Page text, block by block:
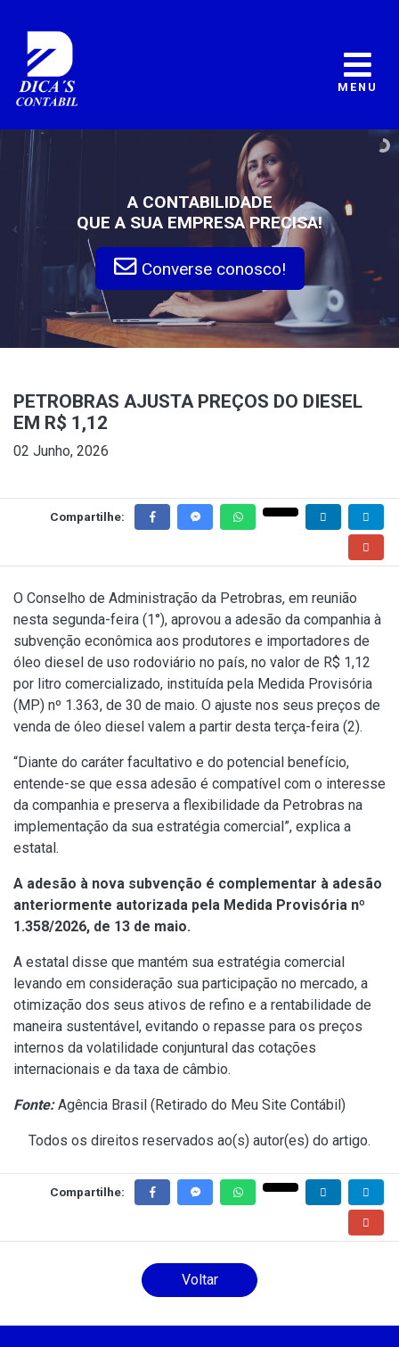
MENU
A CONTABILIDADE
QUE A SUA EMPRESA PRECISA!
Converse conosco!
PETROBRAS AJUSTA PREÇOS DO DIESEL
EM R$ 1,12
02 Junho, 2026
Compartilhe:
O Conselho de Administração da Petrobras, em reunião
nesta segunda-feira (1°), aprovou a adesão da companhia à
subvenção econômica aos produtores e importadores de
óleo diesel de uso rodoviário no país, no valor de R$ 1,12
por litro comercializado, instituída pela Medida Provisória
(MP) nº 1.363, de 30 de maio. O ajuste nos seus preços de
venda de óleo diesel valem a partir desta terça-feira (2).
“Diante do caráter facultativo e do potencial benefício,
entende-se que essa adesão é compatível com o interesse
da companhia e preserva a flexibilidade da Petrobras na
implementação da sua estratégia comercial”, explica a
estatal.
A adesão à nova subvenção é complementar à adesão
anteriormente autorizada pela Medida Provisória nº
1.358/2026, de 13 de maio.
A estatal disse que mantém sua estratégia comercial
levando em consideração sua participação no mercado, a
otimização dos seus ativos de refino e a rentabilidade de
maneira sustentável, evitando o repasse para os preços
internos da volatilidade conjuntural das cotações
internacionais e da taxa de câmbio.
Fonte:Agência Brasil ( Retirado do Meu Site Contábil )
Todos os direitos reservados ao(s) autor(es) do artigo.
Compartilhe:
Voltar